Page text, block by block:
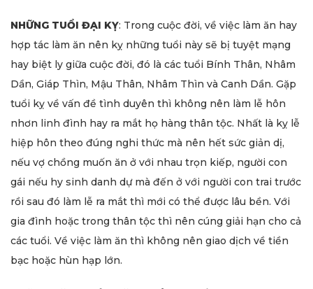
NHỮNG TUỔI ĐẠI KỴ: Trong cuộc đời, về việc làm ăn hay
hợp tác làm ăn nên kỵ những tuổi này sẽ bị tuyệt mạng
hay biệt ly giữa cuộc đời, đó là các tuổi Bính Thân, Nhâm
Dần, Giáp Thìn, Mậu Thân, Nhâm Thìn và Canh Dần. Gặp
tuổi kỵ về vấn đề tình duyên thì không nên làm lễ hôn
nhơn linh đình hay ra mắt họ hàng thân tộc. Nhất là kỵ lễ
hiệp hôn theo đúng nghi thức mà nên hết sức giản dị,
nếu vợ chồng muốn ăn ở với nhau trọn kiếp, người con
gái nếu hy sinh danh dự mà đến ở với người con trai trước
rồi sau đó làm lễ ra mắt thì mới có thể được lâu bền. Với
gia đình hoặc trong thân tộc thì nên cúng giải hạn cho cả
các tuổi. Về việc làm ăn thì không nên giao dịch về tiền
bạc hoặc hùn hạp lớn.